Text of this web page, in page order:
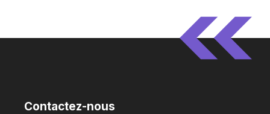
Contactez-nous